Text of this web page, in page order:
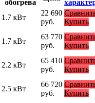
обогрева
1.7 кВт
22 690
руб.
Купить
1.7 кВт
63 770
руб.
Купить
2.2 кВт
65 410
руб.
Купить
2.5 кВт
66 720
руб.
Купить